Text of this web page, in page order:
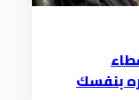
بنفسك